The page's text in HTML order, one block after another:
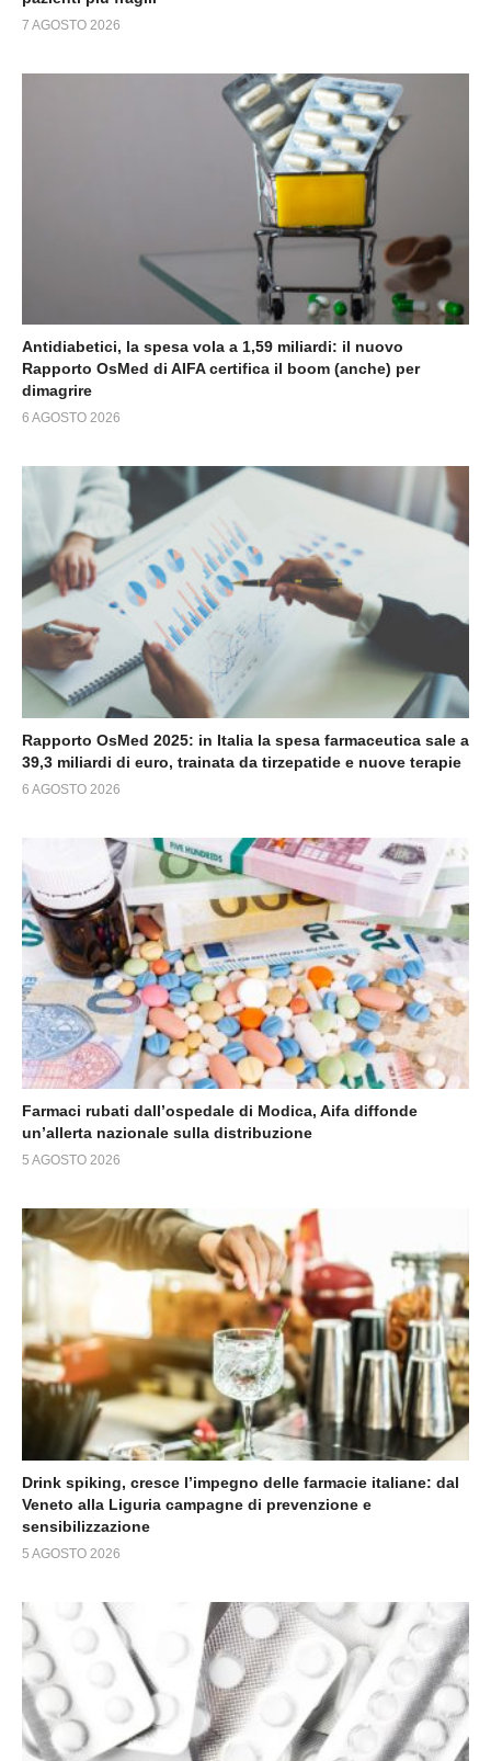
7 AGOSTO 2026
Antidiabetici, la spesa vola a 1,59 miliardi: il nuovo
Rapporto OsMed di AIFA certifica il boom (anche) per
dimagrire
6 AGOSTO 2026
Rapporto OsMed 2025: in Italia la spesa farmaceutica sale a
39,3 miliardi di euro, trainata da tirzepatide e nuove terapie
6 AGOSTO 2026
Farmaci rubati dall’ospedale di Modica, Aifa diffonde
un’allerta nazionale sulla distribuzione
5 AGOSTO 2026
Drink spiking, cresce l’impegno delle farmacie italiane: dal
Veneto alla Liguria campagne di prevenzione e
sensibilizzazione
5 AGOSTO 2026